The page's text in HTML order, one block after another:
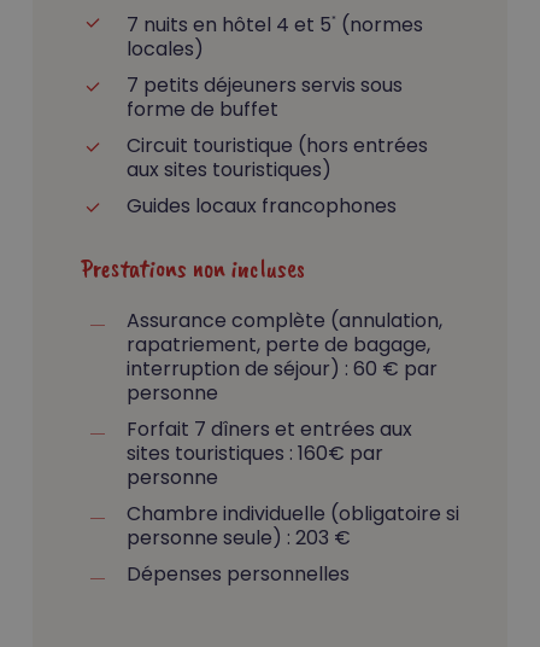
7 nuits en hôtel 4 et 5* (normes
locales)
7 petits déjeuners servis sous
forme de buffet
Circuit touristique (hors entrées
aux sites touristiques)
Guides locaux francophones
Prestations non incluses
Assurance complète (annulation,
rapatriement, perte de bagage,
interruption de séjour) : 60 € par
personne
Forfait 7 dîners et entrées aux
sites touristiques : 160€ par
personne
Chambre individuelle (obligatoire si
personne seule) : 203 €
Dépenses personnelles